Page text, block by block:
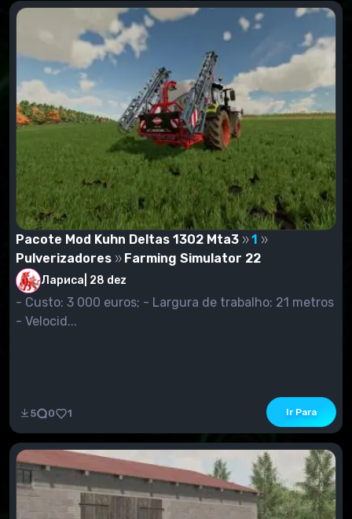
janela que mostra todos os modos configurados.
Destaque os mods que você deseja ver no jogo.
Basta verificá-los.
Comece o jogo. Entramos na loja pressionando a
tecla P, e estamos procurando nosso mod não na
categoria "Modificações" (como era nas versões
anteriores do jogo), mas na categoria a que um
determinado mod pertence. Por exemplo, se você
definiu o modo da ceifeira-debulhadora, então vá
para a categoria "Colheitadeiras", procurando o modo
instalado, e comprá-lo.
Pacote Mod Kuhn Deltas 1302 Mta3
1
Pulverizadores
Farming Simulator 22
Лариса 28 dez
- Custo: 3 000 euros; - Largura de trabalho: 21 metros
- Velocid...
5 0 1 Ir Para